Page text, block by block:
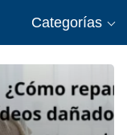
Categorías